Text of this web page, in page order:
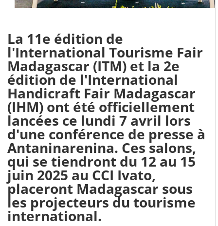
La 11e édition de
l'International Tourisme Fair
Madagascar (ITM) et la 2e
édition de l'International
Handicraft Fair Madagascar
(IHM) ont été officiellement
lancées ce lundi 7 avril lors
d'une conférence de presse à
Antaninarenina. Ces salons,
qui se tiendront du 12 au 15
juin 2025 au CCI Ivato,
placeront Madagascar sous
les projecteurs du tourisme
international.